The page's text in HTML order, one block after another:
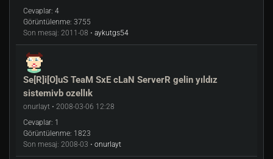
Cevaplar: 4
Görüntülenme: 3755
Son mesaj: 2011-08 • aykutgs54
Se[R]i[O]uS TeaM SxE cLaN ServerR gelin yıldız
sistemivb ozellık
onurlayt • 2008-03-06 12:28
Cevaplar: 1
Görüntülenme: 1823
Son mesaj: 2008-03 • onurlayt